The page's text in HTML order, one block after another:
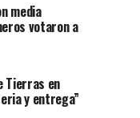
media
votaron a
Tierras en
y entrega”